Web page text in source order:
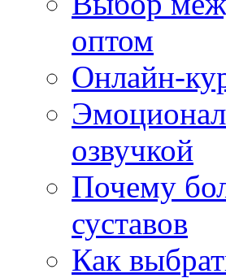
оптом
Онлайн-
озвучкой
Почему
суставов
Как